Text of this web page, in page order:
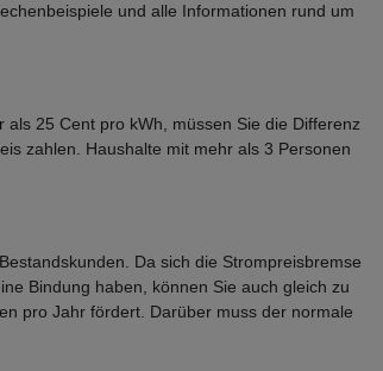
und alle Informationen rund um
25 Cent pro kWh, müssen Sie die Differenz
zahlen. Haushalte mit mehr als 3 Personen
Da sich die Strompreisbremse
Bindung haben, können Sie auch gleich zu
pro Jahr fördert. Darüber muss der normale